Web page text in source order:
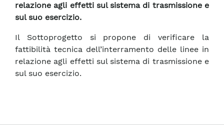
relazione agli effetti sul sistema di trasmissione e
sul suo esercizio.
Il Sottoprogetto si propone di verificare la
fattibilità tecnica dell’interramento delle linee in
relazione agli effetti sul sistema di trasmissione e
sul suo esercizio.